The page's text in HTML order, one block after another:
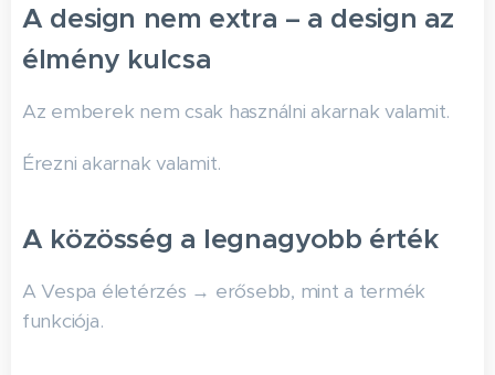
A design nem extra – a design az
élmény kulcsa
Az emberek nem csak használni akarnak valamit.
Érezni akarnak valamit.
A közösség a legnagyobb érték
A Vespa életérzés → erősebb, mint a termék
funkciója.